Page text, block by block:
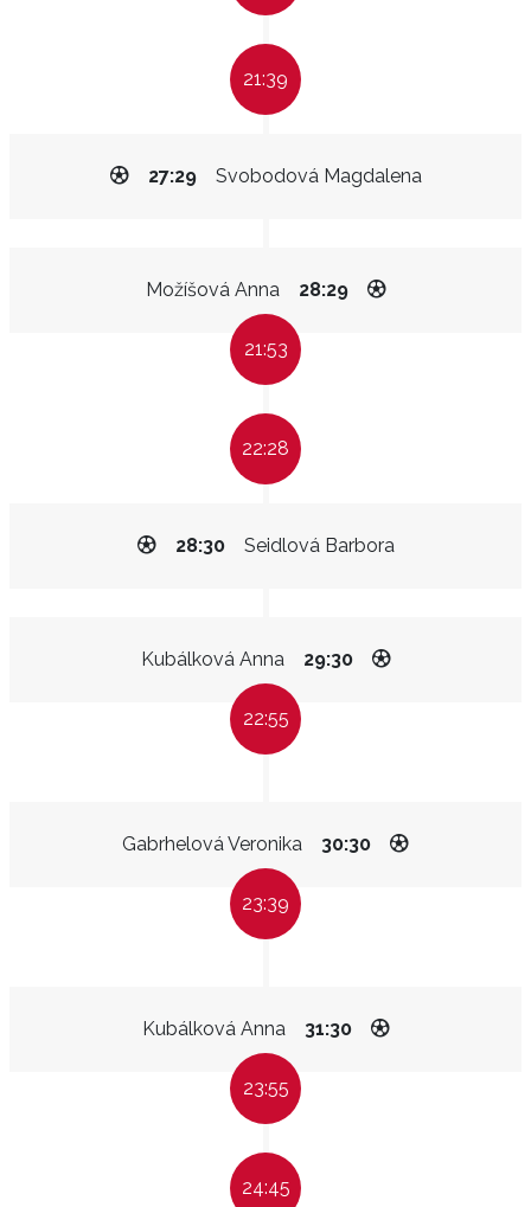
21:39
Svobodová Magdalena
27:29
Možíšová Anna 28:29
21:53
22:28
Seidlová Barbora
28:30
Kubálková Anna 29:30
22:55
Gabrhelová Veronika 30:30
23:39
Kubálková Anna 31:30
23:55
24:45